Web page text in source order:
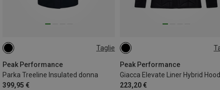
Taglie
Peak Performance
Parka Treeline Insulated donna
399,95 €
M
Peak Performance
223,20 €
XS